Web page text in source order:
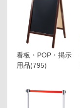
看板・POP・掲示
用品(795)